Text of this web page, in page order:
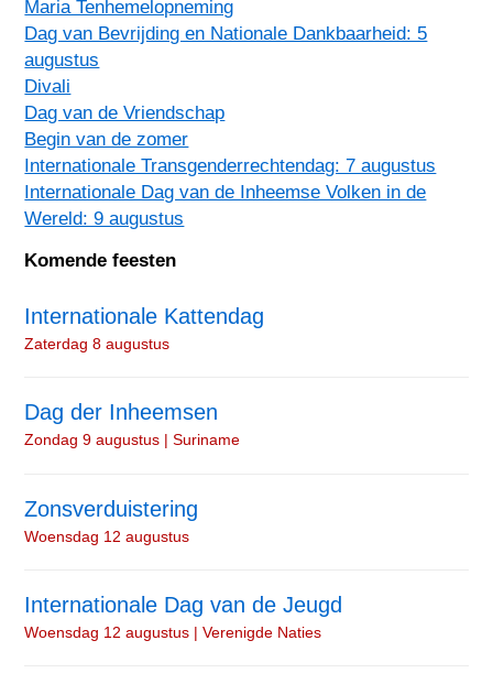
Maria Tenhemelopneming
Dag van Bevrijding en Nationale Dankbaarheid: 5
augustus
Divali
Dag van de Vriendschap
Begin van de zomer
Internationale Transgenderrechtendag: 7 augustus
Internationale Dag van de Inheemse Volken in de
Wereld: 9 augustus
Komende feesten
Internationale Kattendag
Zaterdag 8 augustus
Dag der Inheemsen
Zondag 9 augustus | Suriname
Zonsverduistering
Woensdag 12 augustus
Internationale Dag van de Jeugd
Woensdag 12 augustus | Verenigde Naties